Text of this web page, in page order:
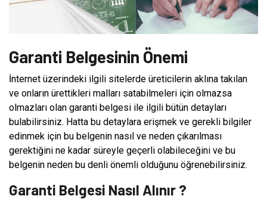
Garanti Belgesinin Önemi
İnternet üzerindeki ilgili sitelerde üreticilerin aklına takılan
ve onların ürettikleri malları satabilmeleri için olmazsa
olmazları olan garanti belgesi ile ilgili bütün detayları
bulabilirsiniz. Hatta bu detaylara erişmek ve gerekli bilgiler
edinmek için bu belgenin nasıl ve neden çıkarılması
gerektiğini ne kadar süreyle geçerli olabileceğini ve bu
belgenin neden bu denli önemli olduğunu öğrenebilirsiniz.
Garanti Belgesi Nasıl Alınır ?